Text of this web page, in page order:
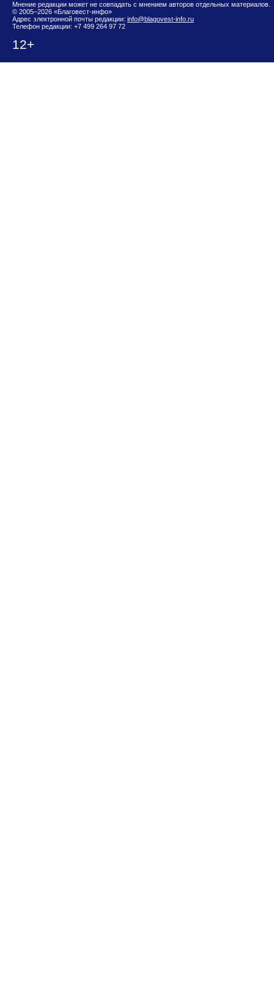
Мнение редакции может не совпадать с мнением авторов отдельных материалов.
© 2005–2026 «Благовест-инфо»
Адрес электронной почты редакции: info@blagovest-info.ru
Телефон редакции: +7 499 264 97 72
12+